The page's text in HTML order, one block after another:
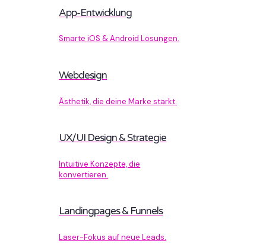
App-Entwicklung
Smarte iOS & Android Lösungen.
Webdesign
Ästhetik, die deine Marke stärkt.
UX/UI Design & Strategie
Intuitive Konzepte, die
konvertieren.
Landingpages & Funnels
Laser-Fokus auf neue Leads.